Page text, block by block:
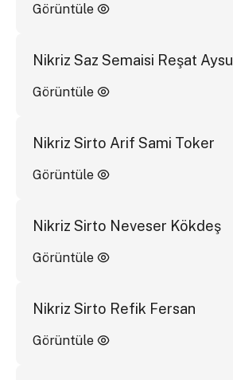
Görüntüle
Nikriz Saz Semaisi Reşat Aysu
Görüntüle
Nikriz Sirto Arif Sami Toker
Görüntüle
Nikriz Sirto Neveser Kökdeş
Görüntüle
Nikriz Sirto Refik Fersan
Görüntüle